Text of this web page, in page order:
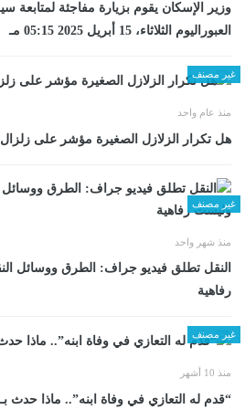
وزير الإسكان يقوم بزيارة مفاجئة لمتابعة
العبوراليوم الثلاثاء، 15 أبريل 2025 05:15 مـ
غير مصنف
منذ عام واحد
هل تكرار الزلازل الصغيرة مؤشر على زلزال
غير مصنف
منذ شهر واحد
​النقل تطلق فيديو جراف: الطرق ووسائل
رفاهية
غير مصنف
منذ 10 أشهر
“قدم له التعازي في وفاة ابنه”.. ماذا حدث